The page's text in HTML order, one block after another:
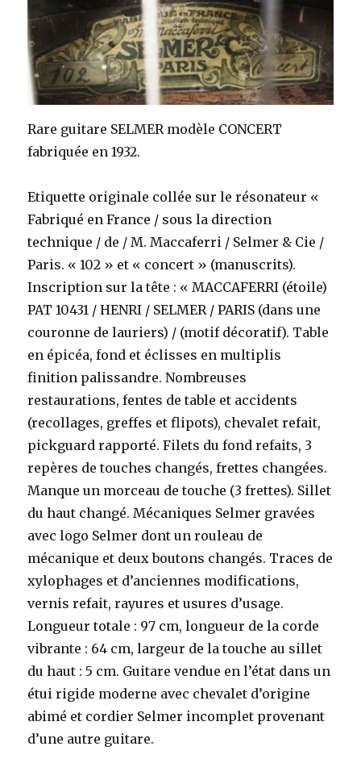
Rare guitare SELMER modèle CONCERT
fabriquée en 1932.
Etiquette originale collée sur le résonateur «
Fabriqué en France / sous la direction
technique / de / M. Maccaferri / Selmer & Cie /
Paris. « 102 » et « concert » (manuscrits).
Inscription sur la tête : « MACCAFERRI (étoile)
PAT 10431 / HENRI / SELMER / PARIS (dans une
couronne de lauriers) / (motif décoratif). Table
en épicéa, fond et éclisses en multiplis
finition palissandre. Nombreuses
restaurations, fentes de table et accidents
(recollages, greffes et flipots), chevalet refait,
pickguard rapporté. Filets du fond refaits, 3
repères de touches changés, frettes changées.
Manque un morceau de touche (3 frettes). Sillet
du haut changé. Mécaniques Selmer gravées
avec logo Selmer dont un rouleau de
mécanique et deux boutons changés. Traces de
xylophages et d’anciennes modifications,
vernis refait, rayures et usures d’usage.
Longueur totale : 97 cm, longueur de la corde
vibrante : 64 cm, largeur de la touche au sillet
du haut : 5 cm. Guitare vendue en l’état dans un
étui rigide moderne avec chevalet d’origine
abimé et cordier Selmer incomplet provenant
d’une autre guitare.